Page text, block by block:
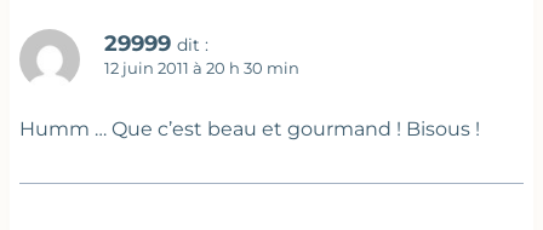
29999 dit :
12 juin 2011 à 20 h 30 min
Humm … Que c’est beau et gourmand ! Bisous !